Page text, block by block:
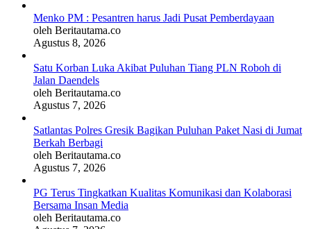
Menko PM : Pesantren harus Jadi Pusat Pemberdayaan
oleh Beritautama.co
Agustus 8, 2026
Satu Korban Luka Akibat Puluhan Tiang PLN Roboh di
Jalan Daendels
oleh Beritautama.co
Agustus 7, 2026
Satlantas Polres Gresik Bagikan Puluhan Paket Nasi di Jumat
Berkah Berbagi
oleh Beritautama.co
Agustus 7, 2026
PG Terus Tingkatkan Kualitas Komunikasi dan Kolaborasi
Bersama Insan Media
oleh Beritautama.co